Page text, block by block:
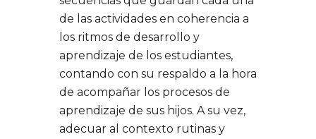
de las actividades en coherencia a
los ritmos de desarrollo y
aprendizaje de los estudiantes,
contando con su respaldo a la hora
de acompañar los procesos de
aprendizaje de sus hijos. A su vez,
adecuar al contexto rutinas y